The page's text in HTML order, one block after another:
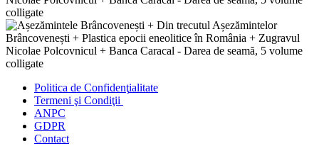
Politica de Confidenţialitate
Termeni şi Condiţii
ANPC
GDPR
Contact